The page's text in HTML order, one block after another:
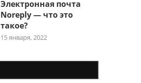
Электронная почта
Noreply — что это
такое?
15 января, 2022